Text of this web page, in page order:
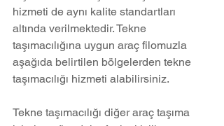
hizmeti de aynı kalite standartları
altında verilmektedir. Tekne
taşımacılığına uygun araç filomuzla
aşağıda belirtilen bölgelerden tekne
taşımacılığı hizmeti alabilirsiniz.
Tekne taşımacılığı diğer araç taşıma